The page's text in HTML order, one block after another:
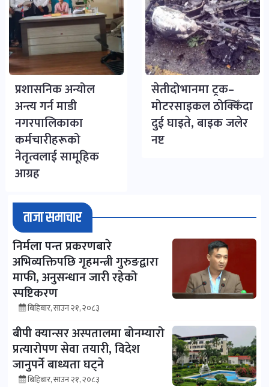
प्रशासनिक अन्योल
अन्त्य गर्न माडी
नगरपालिकाका
कर्मचारीहरूको
नेतृत्वलाई सामूहिक
आग्रह
सेतीदोभानमा ट्रक–
मोटरसाइकल ठोक्किँदा
दुई घाइते, बाइक जलेर
नष्ट
ताजा समाचार
निर्मला पन्त प्रकरणबारे
अभिव्यक्तिपछि गृहमन्त्री गुरुङद्वारा
माफी, अनुसन्धान जारी रहेको
स्पष्टिकरण
बिहिबार, साउन २१, २०८३
बीपी क्यान्सर अस्पतालमा बोनम्यारो
प्रत्यारोपण सेवा तयारी, विदेश
जानुपर्ने बाध्यता घट्ने
बिहिबार, साउन २१, २०८३